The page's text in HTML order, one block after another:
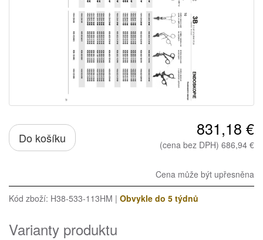
Do košíku 831,18 €
(cena bez DPH) 686,94 €
Cena může být upřesněna
Kód zboží: H38-533-113HM | Obvykle do 5 týdnů
Varianty produktu